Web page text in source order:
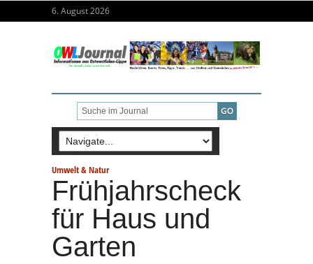
6. August 2026
Umwelt & Natur
Frühjahrscheck
für Haus und
Garten